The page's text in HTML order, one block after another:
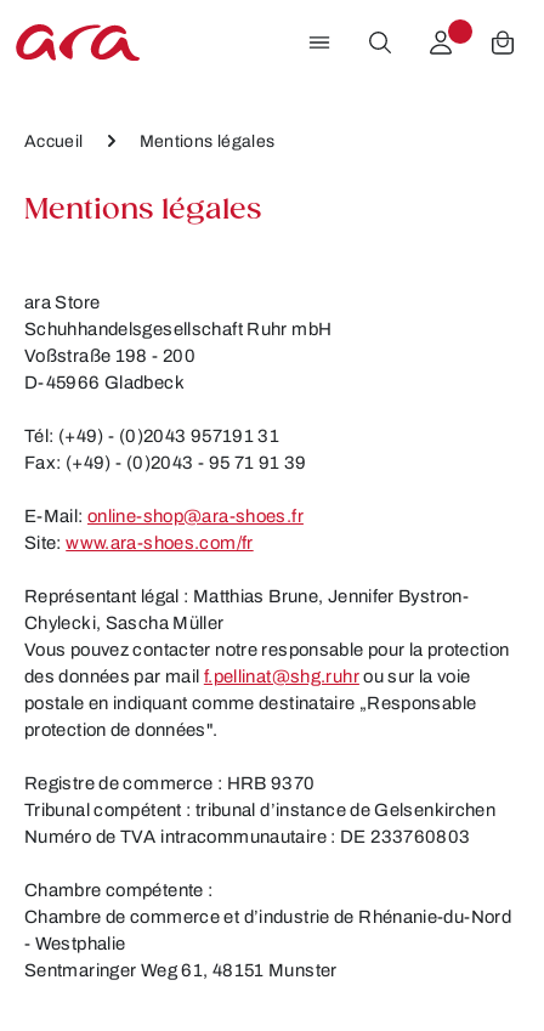
Passer au contenu principal
Accueil Mentions légales
Mentions légales
ara Store
Schuhhandelsgesellschaft Ruhr mbH
Voßstraße 198 - 200
D-45966 Gladbeck
Tél: (+49) - (0)2043 957191 31
Fax: (+49) - (0)2043 - 95 71 91 39
E-Mail: online-shop@ara-shoes.fr
Site:www.ara-shoes.com/fr
Représentant légal : Matthias Brune, Jennifer Bystron-
Chylecki, Sascha Müller
Vous pouvez contacter notre responsable pour la protection
des données par mail f.pellinat@shg.ruhrou sur la voie
postale en indiquant comme destinataire „Responsable
protection de données".
Registre de commerce : HRB 9370
Tribunal compétent : tribunal d’instance de Gelsenkirchen
Numéro de TVA intracommunautaire : DE 233760803
Chambre compétente :
Chambre de commerce et d’industrie de Rhénanie-du-Nord
- Westphalie
Sentmaringer Weg 61, 48151 Munster